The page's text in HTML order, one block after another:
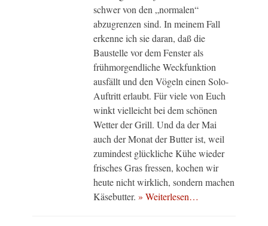
schwer von den „normalen“
abzugrenzen sind. In meinem Fall
erkenne ich sie daran, daß die
Baustelle vor dem Fenster als
frühmorgendliche Weckfunktion
ausfällt und den Vögeln einen Solo-
Auftritt erlaubt. Für viele von Euch
winkt vielleicht bei dem schönen
Wetter der Grill. Und da der Mai
auch der Monat der Butter ist, weil
zumindest glückliche Kühe wieder
frisches Gras fressen, kochen wir
heute nicht wirklich, sondern machen
Käsebutter. » Weiterlesen…